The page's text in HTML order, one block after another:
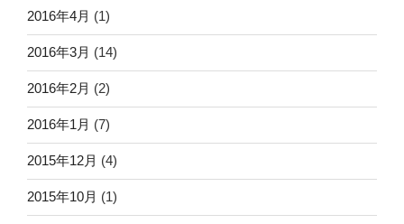
2016年4月 (1)
2016年3月 (14)
2016年2月 (2)
2016年1月 (7)
2015年12月 (4)
2015年10月 (1)